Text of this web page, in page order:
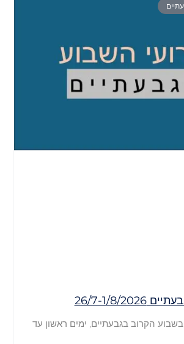
7-1/8/2026
הקרוב בגבעתיים, ימים ראשון עד